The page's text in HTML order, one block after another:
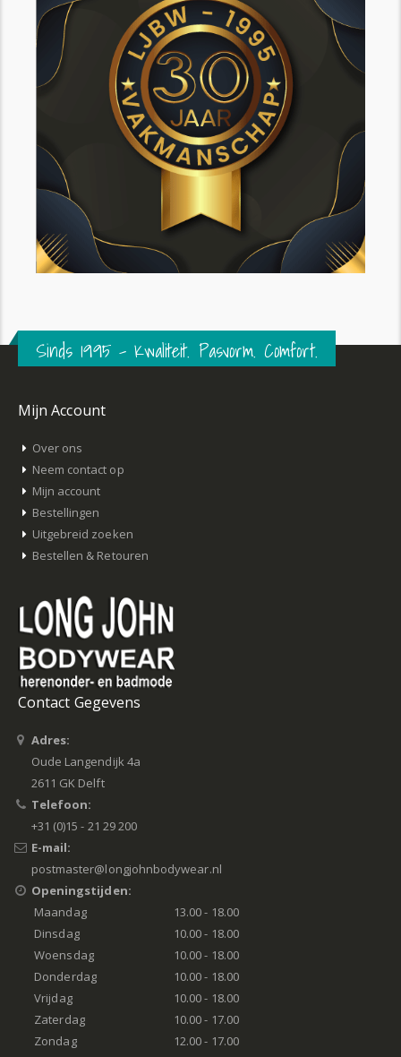
Sinds 1995 – Kwaliteit. Pasvorm. Comfort.
Mijn Account
Over ons
Neem contact op
Mijn account
Bestellingen
Uitgebreid zoeken
Bestellen & Retouren
Contact Gegevens
Adres:
Oude Langendijk 4a
2611 GK Delft
Telefoon:
+31 (0)15 - 21 29 200
E-mail:
postmaster@longjohnbodywear.nl
Openingstijden:
Maandag
13.00 - 18.00
Dinsdag
10.00 - 18.00
Woensdag
10.00 - 18.00
Donderdag
10.00 - 18.00
Vrijdag
10.00 - 18.00
Zaterdag
10.00 - 17.00
Zondag
12.00 - 17.00